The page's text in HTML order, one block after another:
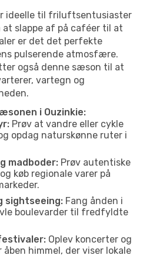
ideelle til friluftsentusiaster
at slappe af på caféer til at
er det det perfekte
pulserende atmosfære.
også denne sæson til at
vartegn og
i Ouzinkie:
Prøv at vandre eller cykle
opdag naturskønne ruter i
madboder: Prøv autentiske
køb regionale varer på
sightseeing: Fang ånden i
boulevarder til fredfyldte
Oplev koncerter og
himmel, der viser lokale